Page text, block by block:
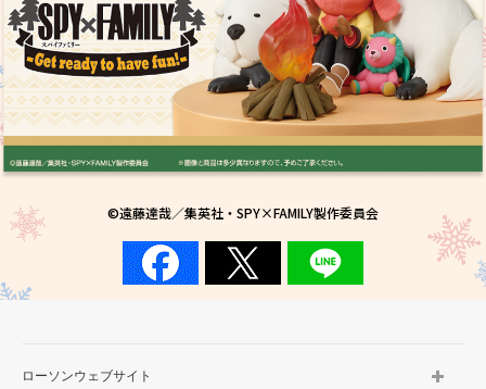
©遠藤達哉／集英社・SPY×FAMILY製作委員会
ローソンウェブサイト